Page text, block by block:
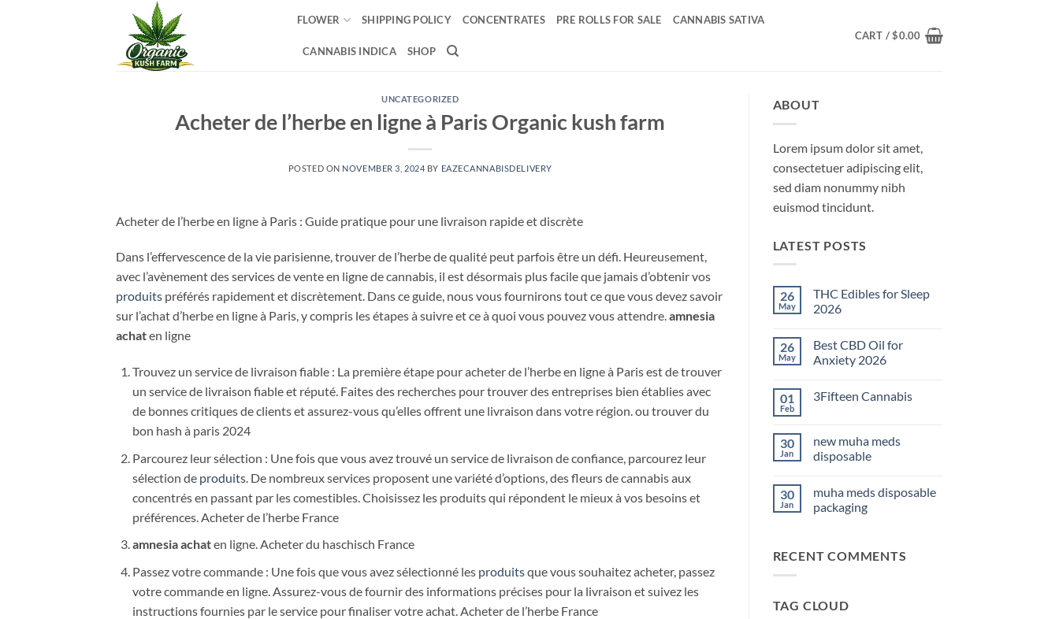
FLOWER SHIPPING POLICY CONCENTRATES PRE ROLLS FOR SALE CANNABIS SATIVA
CANNABIS INDICA SHOP
CART /$0.00
UNCATEGORIZED
Acheter de l’herbe en ligne à Paris Organic kush farm
POSTED ON NOVEMBER 3, 2024 BY EAZECANNABISDELIVERY
Acheter de l’herbe en ligne à Paris : Guide pratique pour une livraison rapide et discrète
Dans l’effervescence de la vie parisienne, trouver de l’herbe de qualité peut parfois être un défi. Heureusement,
avec l’avènement des services de vente en ligne de cannabis, il est désormais plus facile que jamais d’obtenir vos
produits préférés rapidement et discrètement. Dans ce guide, nous vous fournirons tout ce que vous devez savoir
sur l’achat d’herbe en ligne à Paris, y compris les étapes à suivre et ce à quoi vous pouvez vous attendre.amnesia
achaten ligne
Trouvez un service de livraison fiable : La première étape pour acheter de l’herbe en ligne à Paris est de trouver
un service de livraison fiable et réputé. Faites des recherches pour trouver des entreprises bien établies avec
de bonnes critiques de clients et assurez-vous qu’elles offrent une livraison dans votre région. ou trouver du
bon hash à paris 2024
Parcourez leur sélection : Une fois que vous avez trouvé un service de livraison de confiance, parcourez leur
sélection de produits. De nombreux services proposent une variété d’options, des fleurs de cannabis aux
concentrés en passant par les comestibles. Choisissez les produits qui répondent le mieux à vos besoins et
préférences. Acheter de l’herbe France
amnesia achaten ligne. Acheter du haschisch France
Passez votre commande : Une fois que vous avez sélectionné les produitsque vous souhaitez acheter, passez
votre commande en ligne. Assurez-vous de fournir des informations précises pour la livraison et suivez les
instructions fournies par le service pour finaliser votre achat. Acheter de l’herbe France
ABOUT
Lorem ipsum dolor sit amet,
consectetuer adipiscing elit,
sed diam nonummy nibh
euismod tincidunt.
LATEST POSTS
26
May
THC Edibles for Sleep
2026
on
THC
Edibles
2026
26
May
Best CBD Oil for
Anxiety 2026
on
Anxiety
2026
01
Feb
3Fifteen Cannabis
3Fifteen
Cannabis
30
Jan
new muha meds
disposable
on
muha
30
Jan
muha meds disposable
packaging
muha
meds
RECENT COMMENTS
TAG CLOUD